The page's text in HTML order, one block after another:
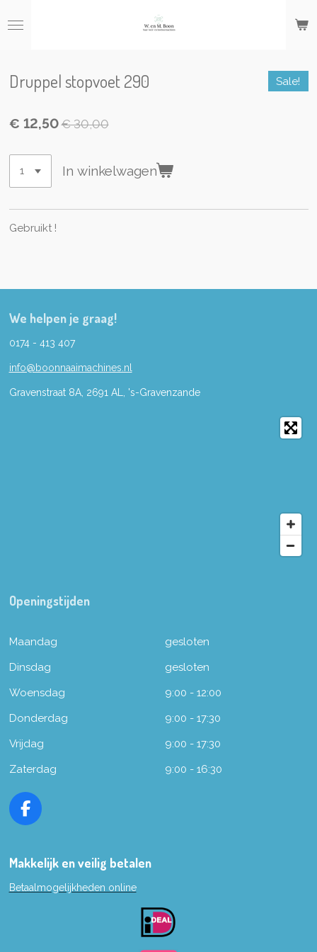
direct
hoofdinhoud
Druppel stopvoet 290 Sale!
€ 12,50 € 30,00
In winkelwagen
Gebruikt !
We helpen je graag!
0174 - 413 407
info@boonnaaimachines.nl
Gravenstraat 8A, 2691 AL, 's-Gravenzande
Openingstijden
Maandag
gesloten
Dinsdag
gesloten
Woensdag
9:00 - 12:00
Donderdag
9:00 - 17:30
Vrijdag
9:00 - 17:30
Zaterdag
9:00 - 16:30
F
e
o
Makkelijk en veilig betalen
Betaalmogelijkheden online